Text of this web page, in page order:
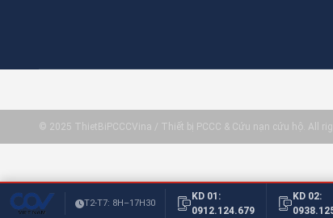
© 2025 ThietBiPCCCVina / Thiết bị PCCC & Cứu nạn cứu hộ. All
T2-T7: 8H–17H30
KD 01:
0912.124.679
KD 02: